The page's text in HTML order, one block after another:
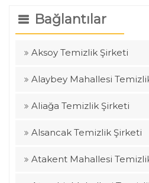
Bağlantılar
Aksoy Temizlik Şirketi
Alaybey Mahallesi
Aliağa Temizlik Şirketi
Alsancak Temizlik Şirketi
Atakent Mahallesi